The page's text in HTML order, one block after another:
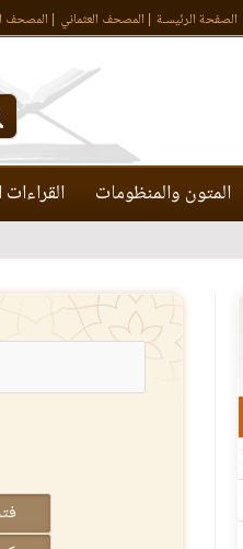
الصفحة الرئيسـة المصحف العثماني المصحف
المتون والمنظومات القراءات